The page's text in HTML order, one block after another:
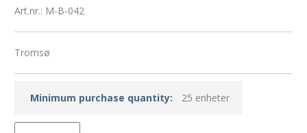
Art.nr.: M-B-042
Tromsø
Minimum purchase quantity: 25 enheter